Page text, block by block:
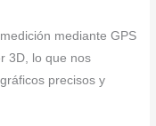
mediante GPS
3D, lo que nos
precisos y